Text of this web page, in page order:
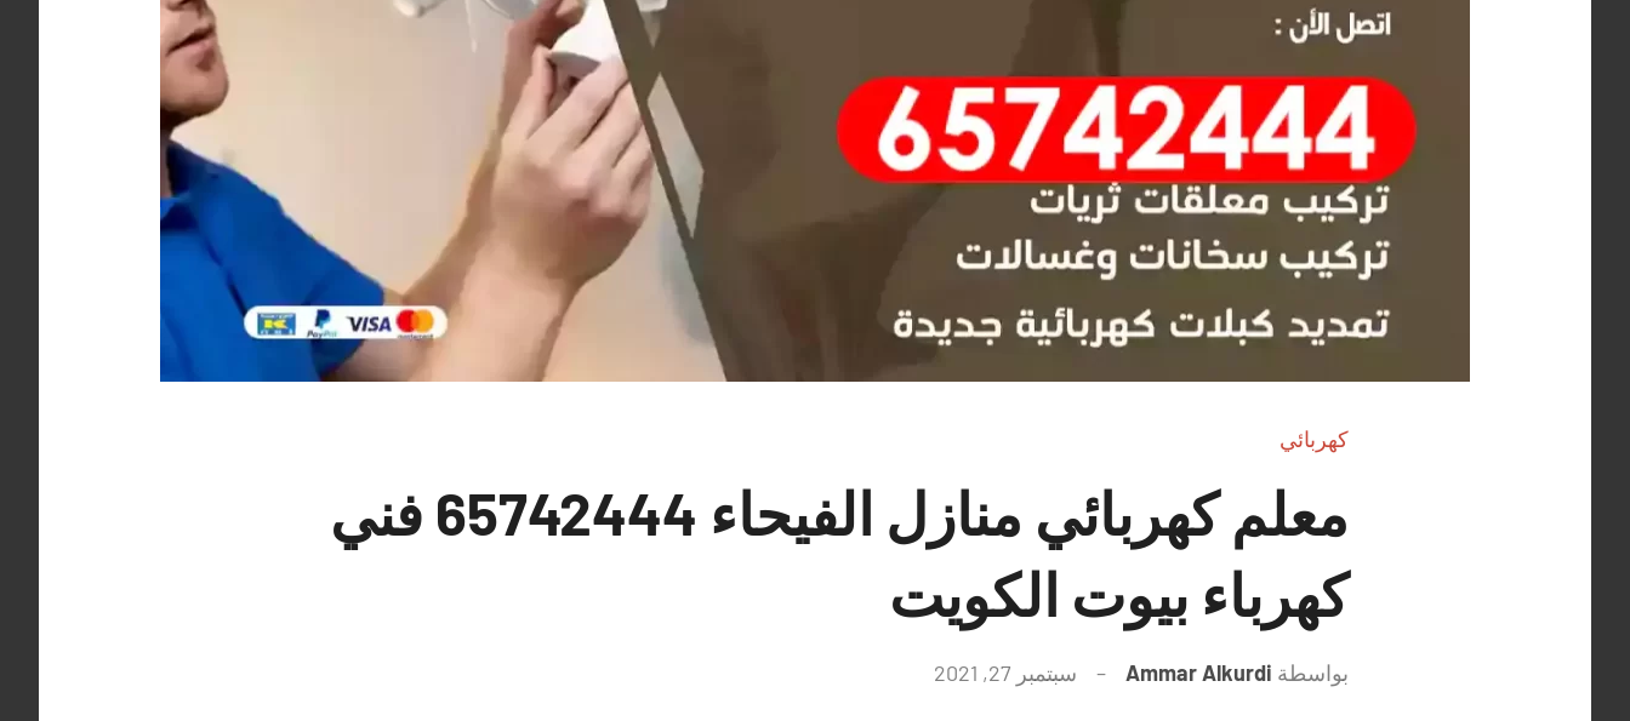
كهربائي
معلم كهربائي منازل الفيحاء 65742444 فني
كهرباء بيوت الكويت
بواسطة Ammar Alkurdi سبتمبر 27, 2021